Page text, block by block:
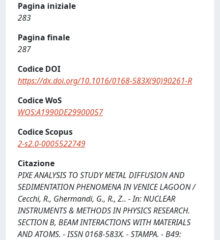
Pagina iniziale
283
Pagina finale
287
Codice DOI
https://dx.doi.org/10.1016/0168-583X(90)90261-R
Codice WoS
WOS:A1990DE29900057
Codice Scopus
2-s2.0-0005522749
Citazione
PIXE ANALYSIS TO STUDY METAL DIFFUSION AND
SEDIMENTATION PHENOMENA IN VENICE LAGOON /
Cecchi, R., Ghermandi, G., R., Z.. - In: NUCLEAR
INSTRUMENTS & METHODS IN PHYSICS RESEARCH.
SECTION B, BEAM INTERACTIONS WITH MATERIALS
AND ATOMS. - ISSN 0168-583X. - STAMPA. - B49: